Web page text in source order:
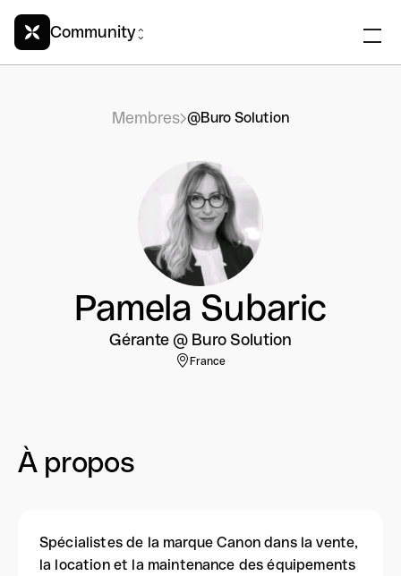
Community
Membres @Buro Solution
Pamela Subaric
Gérante @ Buro Solution
France
À propos
Spécialistes de la marque Canon dans la vente,
la location et la maintenance des équipements